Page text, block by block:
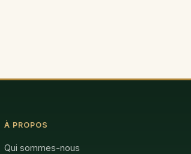
À PROPOS
Qui sommes-nous